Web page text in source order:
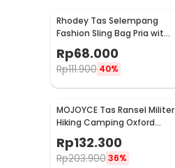
Rhodey Tas Selempang
Fashion Sling Bag Pria with
USB Slot and Lock - RE880
Rp68.000
Rp111.900 40%
MOJOYCE Tas Ransel Militer
Hiking Camping Oxford
Waterproof 80L - GC62
Rp132.300
Rp203.900 36%